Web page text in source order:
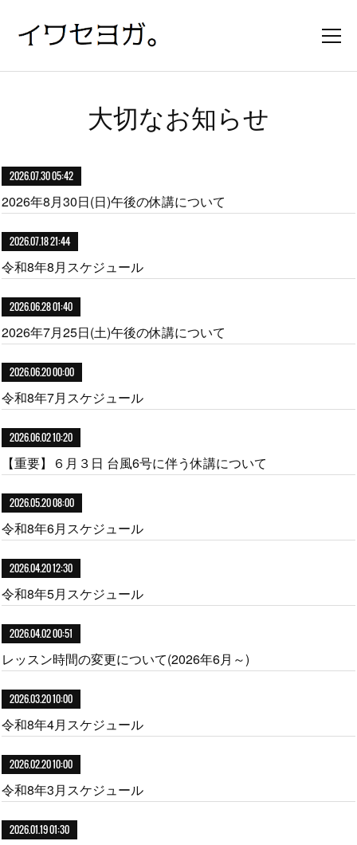
大切なお知らせ
2026.07.30 05:42
2026年8月30日(日)午後の休講について
2026.07.18 21:44
令和8年8月スケジュール
2026.06.28 01:40
2026年7月25日(土)午後の休講について
2026.06.20 00:00
令和8年7月スケジュール
2026.06.02 10:20
【重要】６月３日 台風6号に伴う休講について
2026.05.20 08:00
令和8年6月スケジュール
2026.04.20 12:30
令和8年5月スケジュール
2026.04.02 00:51
レッスン時間の変更について(2026年6月～)
2026.03.20 10:00
令和8年4月スケジュール
2026.02.20 10:00
令和8年3月スケジュール
2026.01.19 01:30